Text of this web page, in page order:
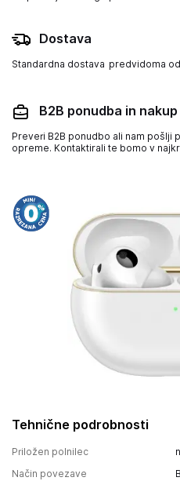
Tehnične podrobnosti
Priložen polnilec
Način povezave
Dostava
Standardna dostava predvidoma od
B2B ponudba in
Preveri B2B ponudbo ali nam pošlji
opreme. Kontaktirali te bomo v